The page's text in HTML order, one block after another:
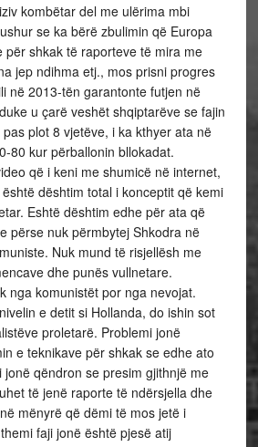
kombëtar del me ulërima mbi
se ka bërë zbulimin që Europa
për shkak të raporteve të mira me
jep ndihma etj., mos prisni progres
në 2013-tën garantonte futjen në
u çarë veshët shqiptarëve se fajin
plot 8 vjetëve, i ka kthyer ata në
80 kur përballonin bllokadat.
që i keni me shumicë në internet,
dështim total i konceptit që kemi
Eshtë dështim edhe për ata që
përse nuk përmbytej Shkodra në
Nuk mund të risjellësh me
dhe punës vullnetare.
nga komunistët por nga nevojat.
e detit si Hollanda, do ishin sot
proletarë. Problemi jonë
e teknikave për shkak se edhe ato
qëndron se presim gjithnjë me
të jenë raporte të ndërsjella dhe
mënyrë që dëmi të mos jetë i
faji jonë është pjesë atij